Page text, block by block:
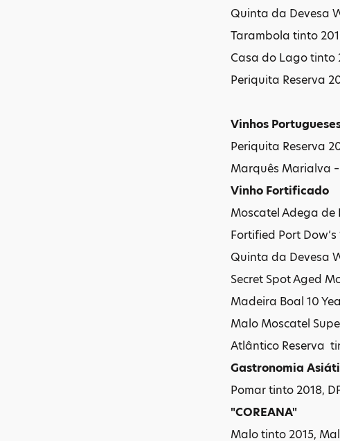
Quinta da Devesa
Tarambola tinto
Casa do Lago tinto
Periquita Reserva
Vinhos
Periquita Reserva
Marquês Marialva
Vinho Fortificado
Moscatel Adega
Fortified Port
Quinta da Devesa
Secret Spot Aged
Madeira Boal 10
Malo Moscatel
Atlântico Reserva
Gastronomia
Pomar tinto 2018,
"COREANA"
Malo tinto 2015,